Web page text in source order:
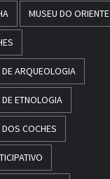
MUSEU DO ORIENTE
ARQUEOLOGIA
ETNOLOGIA
COCHES